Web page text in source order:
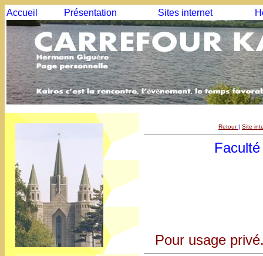
Accueil Présentation Sites internet
Retour| Site
Pour usage